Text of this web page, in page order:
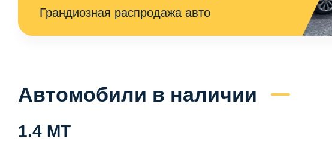
Грандиозная распродажа авто
Автомобили в наличии
1.4 MT